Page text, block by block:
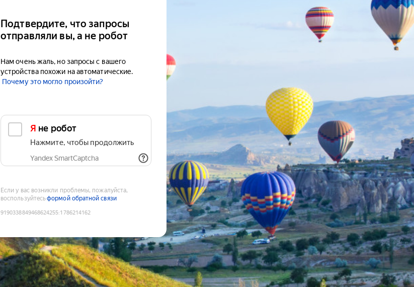
Подтвердите, что запросы
отправляли вы, а не робот
Нам очень жаль, но запросы с вашего
устройства похожи на автоматические.
Почему это могло произойти?
Я не робот
Нажмите, чтобы продолжить
Yandex SmartCaptcha
Если у вас возникли проблемы, пожалуйста,
воспользуйтесьформой обратной связи
9190338849468624255:1786214162